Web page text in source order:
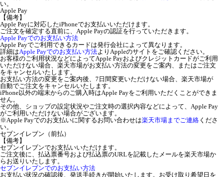
い。
Apple Pay
【備考】
Apple Payに対応したiPhoneでお支払いいただけます。
ご注文を確定する直前に、Apple Payの認証を行っていただきます。
Apple Payでのお支払い方法
Apple Payでご利用できるカードは発行会社によって異なります。
詳細はApple Payでのお支払い方法よりAppleのサイトをご確認ください。
お客様のご利用状況などによってApple Payおよびクレジットカードがご利用
いただけない場合、楽天市場がお支払い方法の変更をご案内、またはご注文
をキャンセルいたします。
お支払い方法の変更をご案内後、7日間変更いただけない場合、楽天市場が
自動でご注文をキャンセルいたします。
iPhone以外の端末からのご購入時はApple Payをご利用いただくことができま
せん。
その他、ショップの設定状況やご注文時の選択内容などによって、Apple Pay
がご利用いただけない場合がございます。
※Apple Payでのお支払いに関するお問い合わせは楽天市場までご連絡 くださ
い。
セブンイレブン（前払）
【備考】
セブンイレブンでお支払いいただけます。
ご注文後に、払込票番号および払込票のURLを記載したメールを楽天市場か
らお送りいたします。
セブンイレブンでのお支払い方法
お支払い状況の確認後、発送手続きが開始いたします。お受け取り希望日を